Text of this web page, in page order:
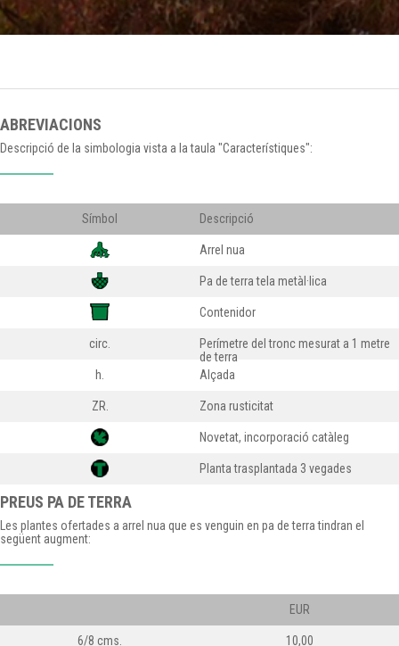
ABREVIACIONS
Descripció de la simbologia vista a la taula "Característiques":
Símbol Descripció
Arrel nua
Pa de terra tela metàl·lica
Contenidor
circ.
Perímetre del tronc mesurat a 1 metre
de terra
h.
Alçada
ZR. Zona rusticitat
Novetat, incorporació catàleg
Planta trasplantada 3 vegades
PREUS PA DE TERRA
Les plantes ofertades a arrel nua que es venguin en pa de terra tindran el
següent augment:
EUR
6/8 cms. 10,00